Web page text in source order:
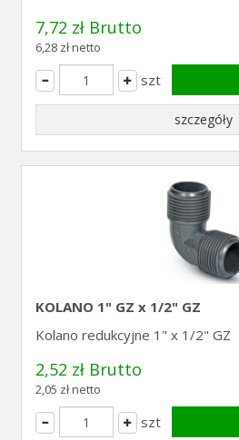
7,72 zł Brutto
6,28 zł netto
szt
szczegóły
KOLANO 1" GZ x 1/2" GZ
Kolano redukcyjne 1" x 1/2" GZ
2,52 zł Brutto
2,05 zł netto
szt